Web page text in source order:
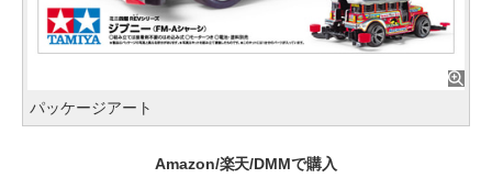
パッケージアート
Amazon/楽天/DMMで購入